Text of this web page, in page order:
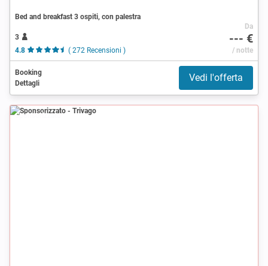
Bed and breakfast 3 ospiti, con palestra
3
4.8
( 272 Recensioni )
Da
--- €
/ notte
Booking
Dettagli
Vedi l'offerta
Sponsorizzato